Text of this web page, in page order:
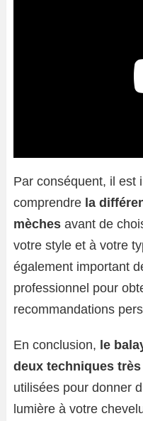
Par conséquent, il est
comprendre la
mèches avant de
votre style et à votre
également important
professionnel pour
recommandations
En conclusion, le
deux techniques
utilisées pour donner
lumière à votre